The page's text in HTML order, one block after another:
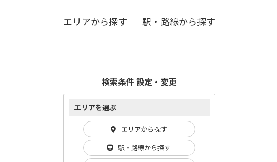
エリアから探す 駅・路線から探す
検索条件 設定・変更
エリアを選ぶ
エリアから探す
駅・路線から探す